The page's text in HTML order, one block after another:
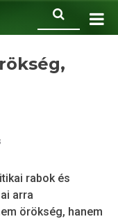
rabok és
arra
örökség, hanem